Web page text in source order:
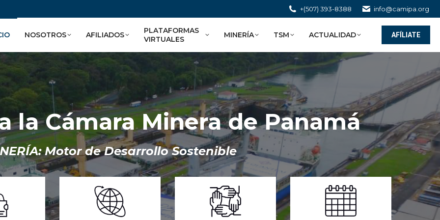
+(507) 393-8388 info@camipa.org
NOSOTROS AFILIADOS
PLATAFORMAS
VIRTUALES
MINERÍA TSM ACTUALIDAD AFÍLIATE
la Cámara Minera de Panamá
Motor de Desarrollo Sostenible